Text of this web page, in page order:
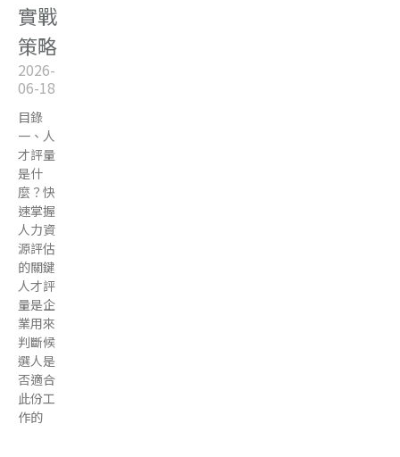
實戰
策略
2026-
06-18
目錄
一、人
才評量
是什
麼？快
速掌握
人力資
源評估
的關鍵
人才評
量是企
業用來
判斷候
選人是
否適合
此份工
作的